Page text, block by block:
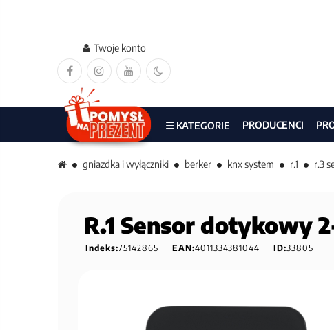
Twoje konto
☰ KATEGORIE PRODUCENCI
gniazdka i wyłączniki berker knx system r.1 r.3
R.1 Sensor dotykowy
Indeks:75142865 EAN:4011334381044 ID:33805